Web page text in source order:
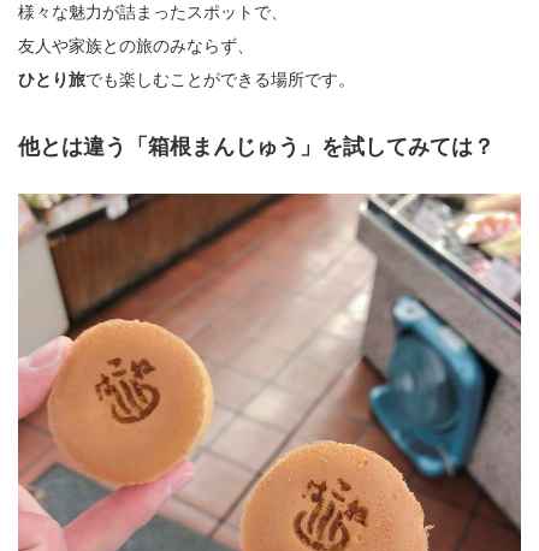
様々な魅力が詰まったスポットで、
友人や家族との旅のみならず、
ひとり旅でも楽しむことができる場所です。
他とは違う「箱根まんじゅう」を試してみては？